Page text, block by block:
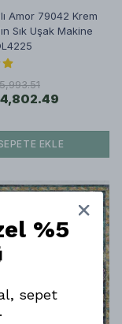
Amor 79042 Krem
Sık Uşak Makine
EKLE
%5
sepet